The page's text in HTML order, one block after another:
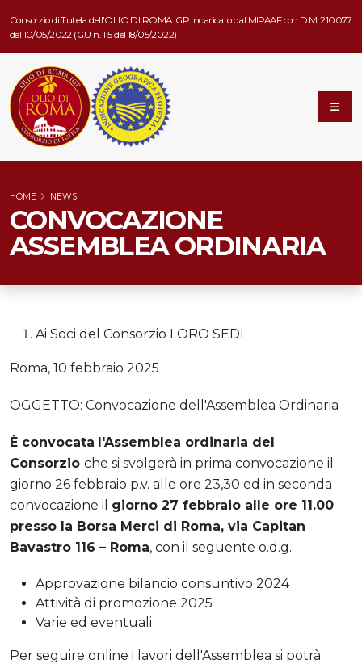
Consorzio di Tutela dell'OLIO DI ROMA IGP incaricato dal MIPAAF con D.M. 210077
del 10/05/2022 (G.U n. 115 del 18/05/2022)
CONVOCAZIONE
ASSEMBLEA ORDINARIA
HOME NEWS
Ai Soci del Consorzio LORO SEDI
Roma, 10 febbraio 2025
OGGETTO: Convocazione dell'Assemblea Ordinaria
È convocata l'Assemblea ordinaria del
Consorzio che si svolgerà in prima convocazione il
giorno 26 febbraio p.v. alle ore 23,30 ed in seconda
convocazione il giorno 27 febbraio alle ore 11.00
presso la Borsa Merci di Roma, via Capitan
Bavastro 116 – Roma, con il seguente o.d.g.:
Approvazione bilancio consuntivo 2024
Attività di promozione 2025
Varie ed eventuali
Per seguire online i lavori dell'Assemblea si potrà